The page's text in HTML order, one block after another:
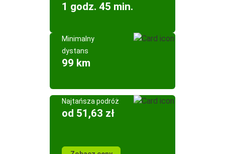
1 godz. 45 min.
Minimalny
dystans
99 km
Najtańsza podróż
od 51,63 zł